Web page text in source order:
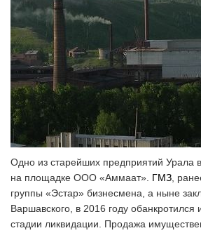
Одно из старейших предприятий Урала
на площадке ООО «Аммаат». ГМЗ ,
группы «Эстар» бизнесмена, а ныне
Варшавского, в 2016 году обанкротился
стадии ликвидации. Продажа